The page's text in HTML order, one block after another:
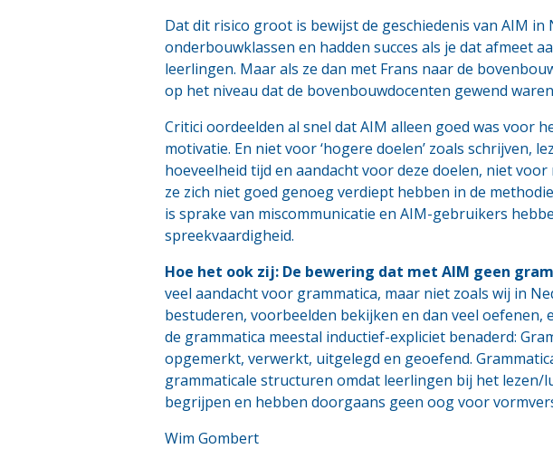
Dat dit risico groot is bewijst de geschiedenis van AIM
onderbouwklassen en hadden succes als je dat afmeet
leerlingen. Maar als ze dan met Frans naar de
op het niveau dat de bovenbouwdocenten gewend
Critici oordeelden al snel dat AIM alleen goed was voor
motivatie. En niet voor ‘hogere doelen’ zoals schrijven,
hoeveelheid tijd en aandacht voor deze doelen, niet
ze zich niet goed genoeg verdiept hebben in de
is sprake van miscommunicatie en AIM-gebruikers
spreekvaardigheid.
Hoe het ook zij: De bewering dat met AIM geen
veel aandacht voor grammatica, maar niet zoals wij in
bestuderen, voorbeelden bekijken en dan veel
de grammatica meestal inductief-expliciet benaderd:
opgemerkt, verwerkt, uitgelegd en geoefend.
grammaticale structuren omdat leerlingen bij het lezen/
begrijpen en hebben doorgaans geen oog voor
Wim Gombert